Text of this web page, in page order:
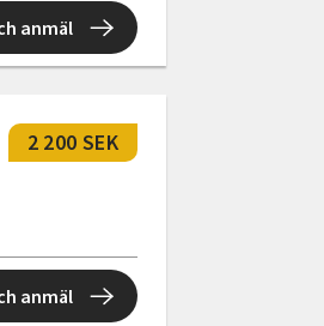
anmäl
2 200 SEK
anmäl